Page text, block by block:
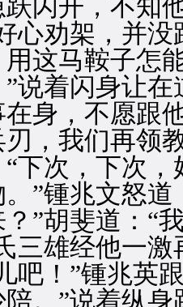
开，不知他
心劝架，并
这马鞍子怎
说着闪身让
身，不愿跟
，我们再领
次，下次，
”锺兆文怒
”胡斐道：“
三雄经他一
吧！”锺兆英
。”说着纵身